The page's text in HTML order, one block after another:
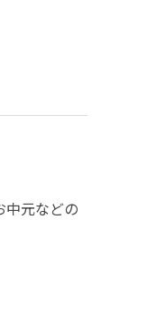
中元などの